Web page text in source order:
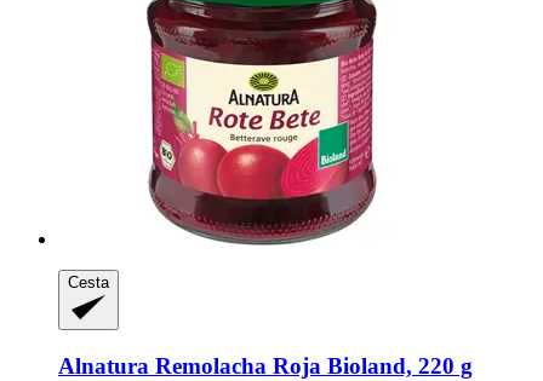
Cesta
Alnatura Remolacha Roja Bioland, 220 g